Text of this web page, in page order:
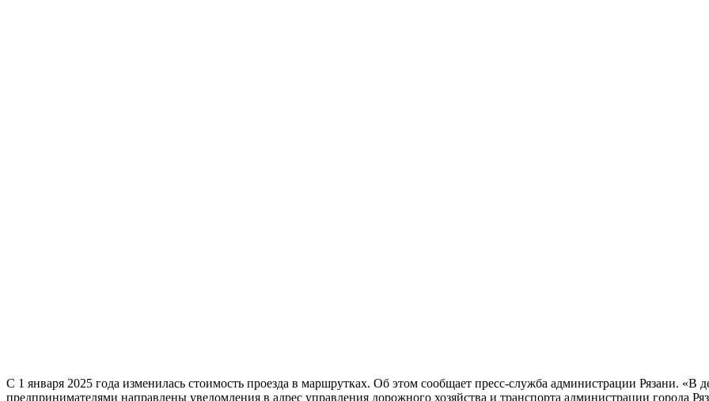
С 1 января 2025 года изменилась стоимость проезда в маршрутках. Об этом сообщает пресс-служба администрации Рязани.
предпринимателями направлены уведомления в адрес управления дорожного хозяйства и транспорта администрации города